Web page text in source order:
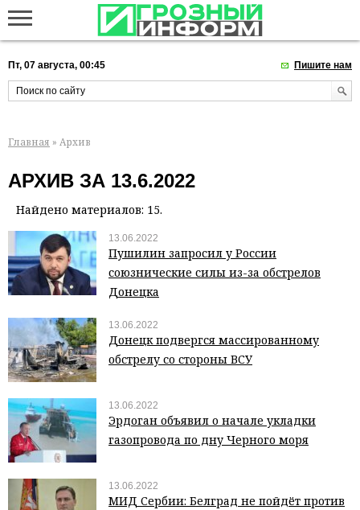
Пт, 07 августа, 00:45 Пишите нам
Главная » Архив
АРХИВ ЗА 13.6.2022
Найдено материалов: 15.
13.06.2022
Пушилин запросил у России
союзнические силы из-за обстрелов
Донецка
13.06.2022
Донецк подвергся массированному
обстрелу со стороны ВСУ
13.06.2022
Эрдоган объявил о начале укладки
газопровода по дну Черного моря
13.06.2022
МИД Сербии: Белград не пойдёт против